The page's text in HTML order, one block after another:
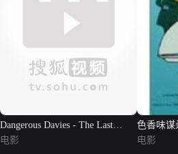
Dangerous Davies - The Last
Detec...
电影
色香味谋
电影